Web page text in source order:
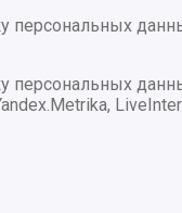
персональных
персональных